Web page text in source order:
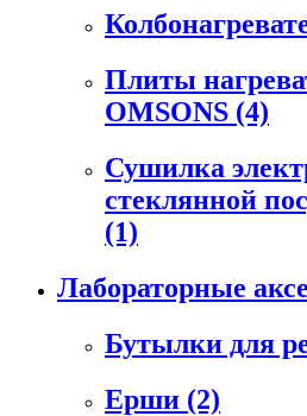
Плиты
OMSONS (4)
Сушилка
стеклянной
(1)
Лабораторные
Бутылки для
Ерши (2)